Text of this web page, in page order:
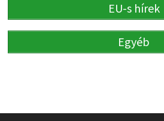
EU-s hírek
Egyéb